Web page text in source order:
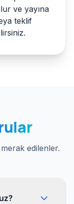
ve yayına
teklif
edilenler.